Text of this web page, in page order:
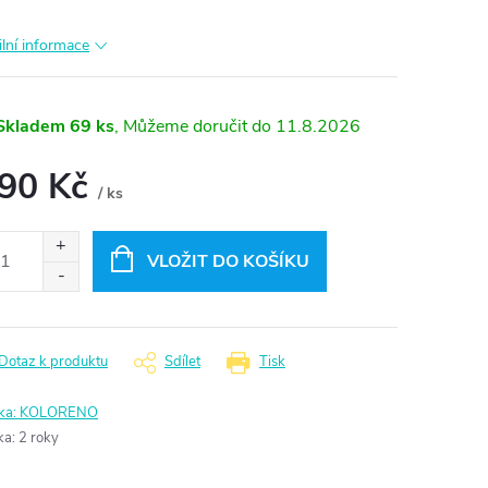
informace
69 ks 11.8.2026
Kč / ks
VLOŽIT DO KOŠÍKU
Tisk
Dotaz k produktu Sdílet
KOLORENO
: 2 roky